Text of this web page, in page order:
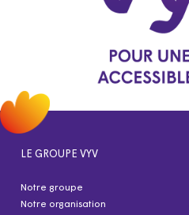
LE GROUPE VYV
Notre groupe
Notre organisation